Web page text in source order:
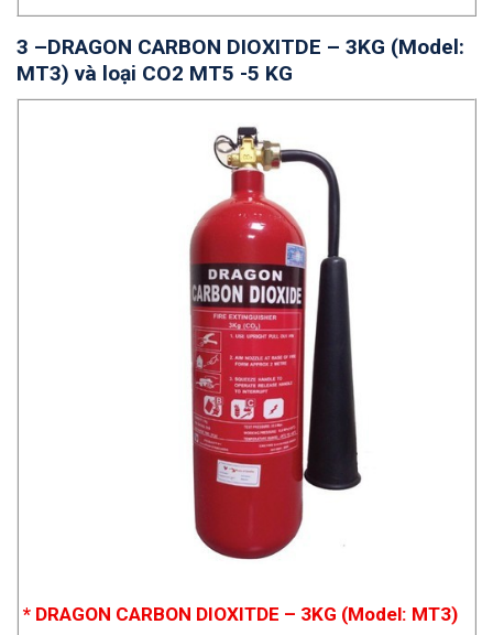
3 –DRAGON CARBON DIOXITDE – 3KG (Model:
MT3) và loại CO2 MT5 -5 KG
* DRAGON CARBON DIOXITDE – 3KG (Model: MT3)